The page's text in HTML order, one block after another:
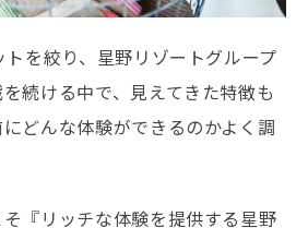
を絞り、星野リゾートグループ
続ける中で、見えてきた特徴も
どんな体験ができるのかよく調
そ『リッチな体験を提供する星野